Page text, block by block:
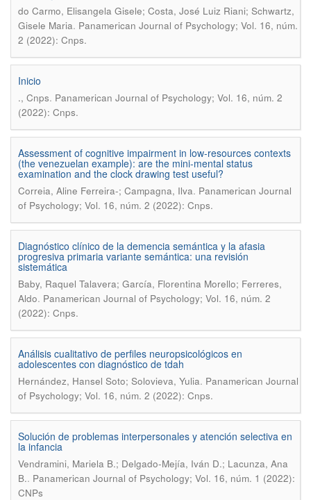
do Carmo, Elisangela Gisele; Costa, José Luiz Riani; Schwartz,
Gisele Maria. Panamerican Journal of Psychology; Vol. 16, núm.
2 (2022): Cnps.
Inicio
., Cnps. Panamerican Journal of Psychology; Vol. 16, núm. 2
(2022): Cnps.
Assessment of cognitive impairment in low-resources contexts
(the venezuelan example): are the mini-mental status
examination and the clock drawing test useful?
Correia, Aline Ferreira-; Campagna, Ilva. Panamerican Journal
of Psychology; Vol. 16, núm. 2 (2022): Cnps.
Diagnóstico clínico de la demencia semántica y la afasia
progresiva primaria variante semántica: una revisión
sistemática
Baby, Raquel Talavera; García, Florentina Morello; Ferreres,
Aldo. Panamerican Journal of Psychology; Vol. 16, núm. 2
(2022): Cnps.
Análisis cualitativo de perfiles neuropsicológicos en
adolescentes con diagnóstico de tdah
Hernández, Hansel Soto; Solovieva, Yulia. Panamerican Journal
of Psychology; Vol. 16, núm. 2 (2022): Cnps.
Solución de problemas interpersonales y atención selectiva en
la infancia
Vendramini, Mariela B.; Delgado-Mejía, Iván D.; Lacunza, Ana
B.. Panamerican Journal of Psychology; Vol. 16, núm. 1 (2022):
CNPs